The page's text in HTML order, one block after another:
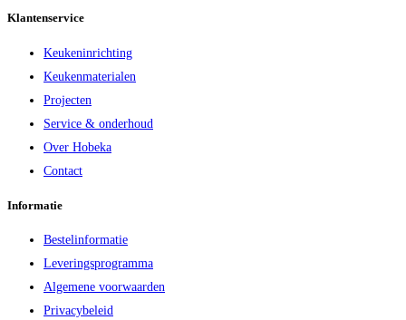
Klantenservice
Keukeninrichting
Keukenmaterialen
Projecten
Service & onderhoud
Over Hobeka
Contact
Informatie
Bestelinformatie
Leveringsprogramma
Algemene voorwaarden
Privacybeleid